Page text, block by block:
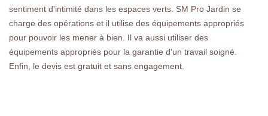
sentiment d'intimité dans les espaces verts. SM Pro Jardin se
charge des opérations et il utilise des équipements appropriés
pour pouvoir les mener à bien. Il va aussi utiliser des
équipements appropriés pour la garantie d'un travail soigné.
Enfin, le devis est gratuit et sans engagement.